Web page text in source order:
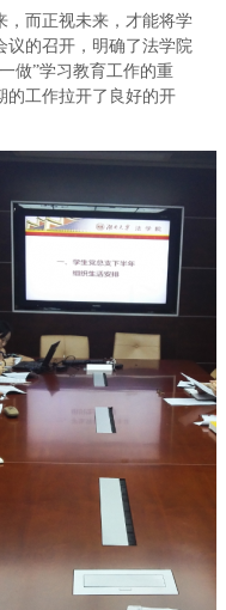
，而正视未来，才能将学
议的召开，明确了法学院
做”学习教育工作的重
的工作拉开了良好的开